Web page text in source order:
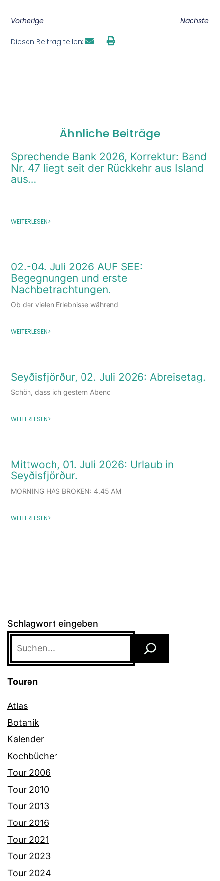
Vorherige Nächste
Diesen Beitrag teilen:
Ähnliche Beiträge
Sprechende Bank 2026, Korrektur: Band
Nr. 47 liegt seit der Rückkehr aus Island
aus…
WEITERLESEN>
02.-04. Juli 2026 AUF SEE:
Begegnungen und erste
Nachbetrachtungen.
Ob der vielen Erlebnisse während
WEITERLESEN>
Seyðisfjörður, 02. Juli 2026: Abreisetag.
Schön, dass ich gestern Abend
WEITERLESEN>
Mittwoch, 01. Juli 2026: Urlaub in
Seyðisfjörður.
MORNING HAS BROKEN: 4.45 AM
WEITERLESEN>
Schlagwort eingeben
Touren
Atlas
Botanik
Kalender
Kochbücher
Tour 2006
Tour 2010
Tour 2013
Tour 2016
Tour 2021
Tour 2023
Tour 2024